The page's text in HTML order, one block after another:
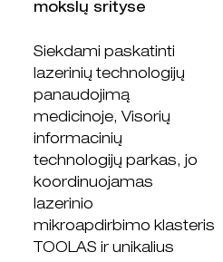
mokslų srityse
Siekdami paskatinti
lazerinių technologijų
panaudojimą
medicinoje, Visorių
informacinių
technologijų parkas, jo
koordinuojamas
lazerinio
mikroapdirbimo klasteris
TOOLAS ir unikalius